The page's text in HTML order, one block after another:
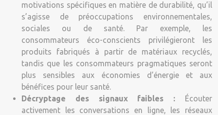
motivations spécifiques en matière de durabilité, qu’il
s’agisse de préoccupations environnementales,
sociales ou de santé. Par exemple, les
consommateurs éco-conscients privilégieront les
produits fabriqués à partir de matériaux recyclés,
tandis que les consommateurs pragmatiques seront
plus sensibles aux économies d’énergie et aux
bénéfices pour leur santé.
Décryptage des signaux faibles : Écouter
activement les conversations en ligne, les réseaux